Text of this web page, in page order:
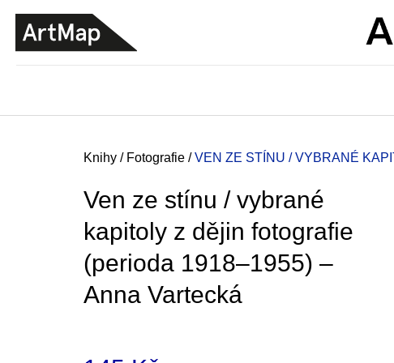
Domů
Knihy / Fotografie / VEN ZE STÍNU / VYBRANÉ
Ven ze stínu / vybrané
kapitoly z dějin fotografie
(perioda 1918–1955) –
Anna Vartecká
ZPĚT
DO
OBCHODU
ZPĚT
DO
OBCHODU